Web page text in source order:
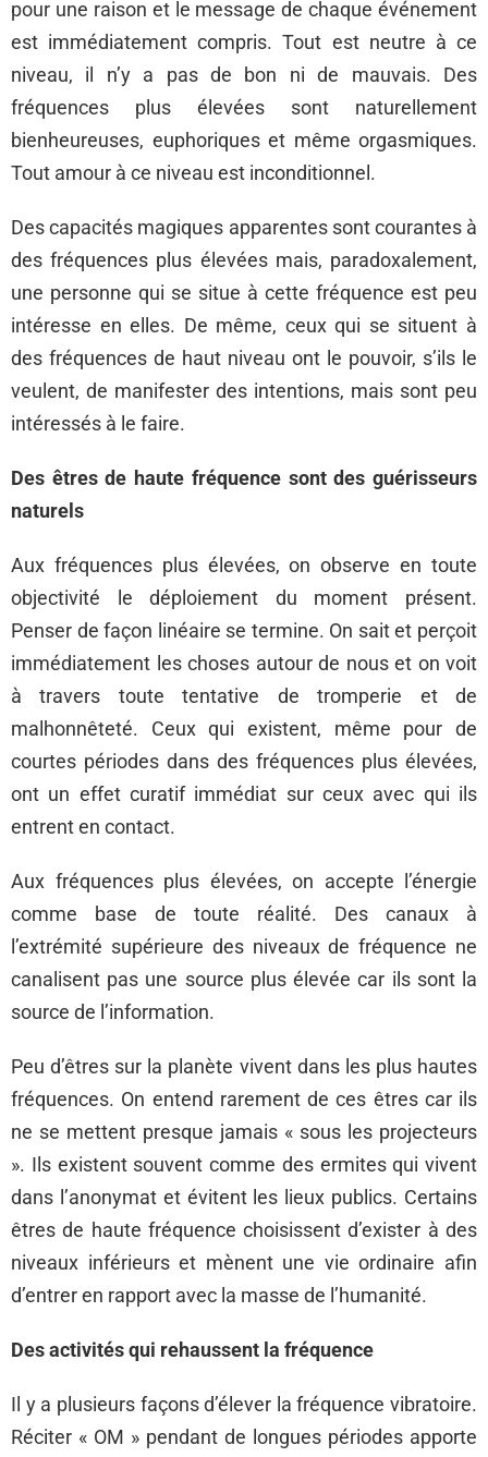
pour une raison et le message de chaque événement
est immédiatement compris. Tout est neutre à ce
niveau, il n’y a pas de bon ni de mauvais. Des
fréquences plus élevées sont naturellement
bienheureuses, euphoriques et même orgasmiques.
Tout amour à ce niveau est inconditionnel.
Des capacités magiques apparentes sont courantes à
des fréquences plus élevées mais, paradoxalement,
une personne qui se situe à cette fréquence est peu
intéresse en elles. De même, ceux qui se situent à
des fréquences de haut niveau ont le pouvoir, s’ils le
veulent, de manifester des intentions, mais sont peu
intéressés à le faire.
Des êtres de haute fréquence sont des guérisseurs
naturels
Aux fréquences plus élevées, on observe en toute
objectivité le déploiement du moment présent.
Penser de façon linéaire se termine. On sait et perçoit
immédiatement les choses autour de nous et on voit
à travers toute tentative de tromperie et de
malhonnêteté. Ceux qui existent, même pour de
courtes périodes dans des fréquences plus élevées,
ont un effet curatif immédiat sur ceux avec qui ils
entrent en contact.
Aux fréquences plus élevées, on accepte l’énergie
comme base de toute réalité. Des canaux à
l’extrémité supérieure des niveaux de fréquence ne
canalisent pas une source plus élevée car ils sont la
source de l’information.
Peu d’êtres sur la planète vivent dans les plus hautes
fréquences. On entend rarement de ces êtres car ils
ne se mettent presque jamais « sous les projecteurs
». Ils existent souvent comme des ermites qui vivent
dans l’anonymat et évitent les lieux publics. Certains
êtres de haute fréquence choisissent d’exister à des
niveaux inférieurs et mènent une vie ordinaire afin
d’entrer en rapport avec la masse de l’humanité.
Des activités qui rehaussent la fréquence
Il y a plusieurs façons d’élever la fréquence vibratoire.
Réciter « OM » pendant de longues périodes apporte